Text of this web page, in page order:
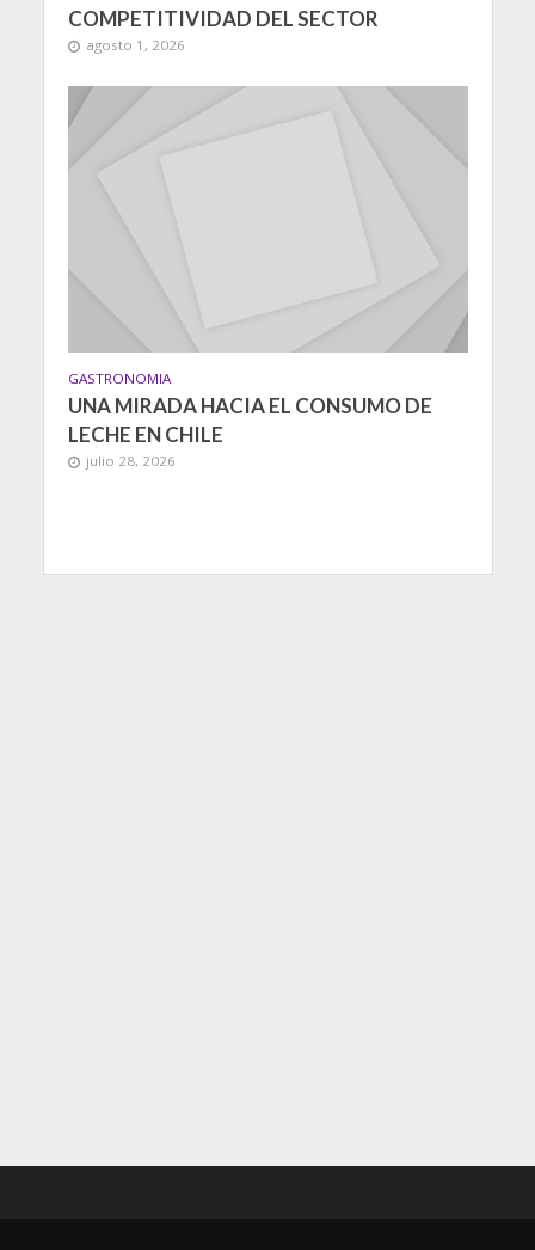
COMPETITIVIDAD DEL SECTOR
agosto 1, 2026
GASTRONOMIA
UNA MIRADA HACIA EL CONSUMO DE
LECHE EN CHILE
julio 28, 2026